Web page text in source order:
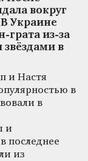
вокруг
Украине
грата из-за
звёздами в
и Настя
в
в
и
последнее
из